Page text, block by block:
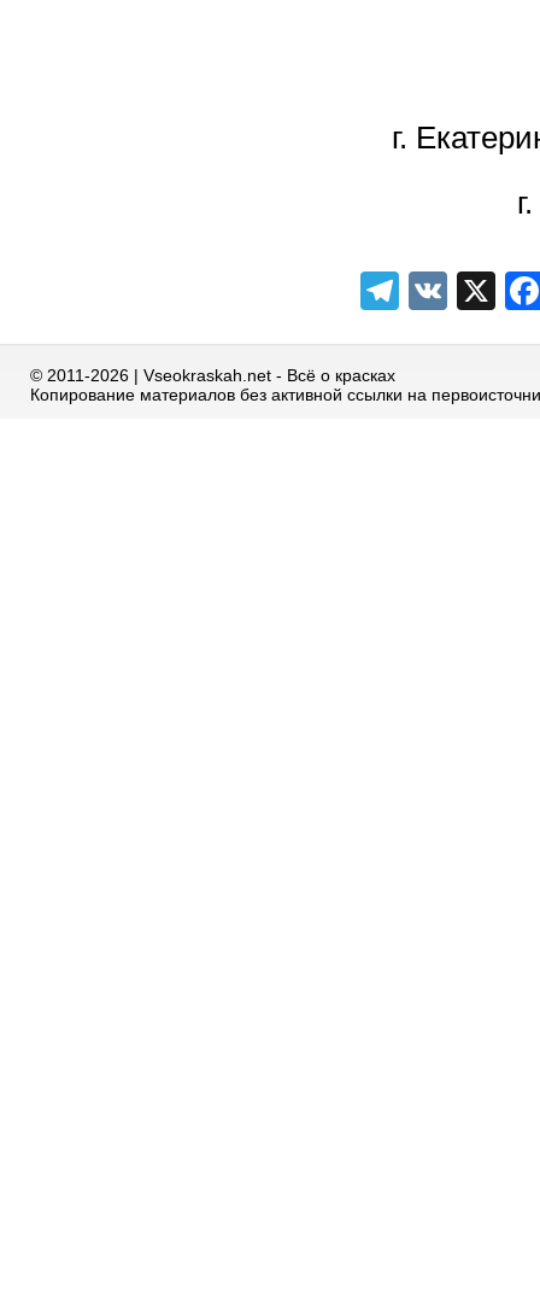
г.
VK X
© 2011-2026 | Vseokraskah.net - Всё о красках
Копирование материалов без активной ссылки на